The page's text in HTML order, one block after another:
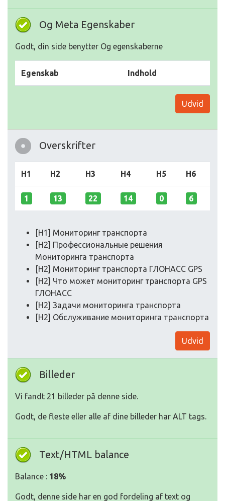
Og Meta Egenskaber
Godt, din side benytter Og egenskaberne
Egenskab Indhold
Udvid
Overskrifter
H1 H2 H3 H4 H5 H6
1 13 22 14 0 6
[H1] Мониторинг транспорта
[H2] Профессиональные решения
Мониторинга транспорта
[H2] Мониторинг транспорта ГЛОНАСС GPS
[H2] Что может мониторинг транспорта GPS
ГЛОНАСС
[H2] Задачи мониторинга транспорта
[H2] Обслуживание мониторинга транспорта
Udvid
Billeder
Vi fandt 21 billeder på denne side.
Godt, de fleste eller alle af dine billeder har ALT tags.
Text/HTML balance
Balance : 18%
Godt, denne side har en god fordeling af text og